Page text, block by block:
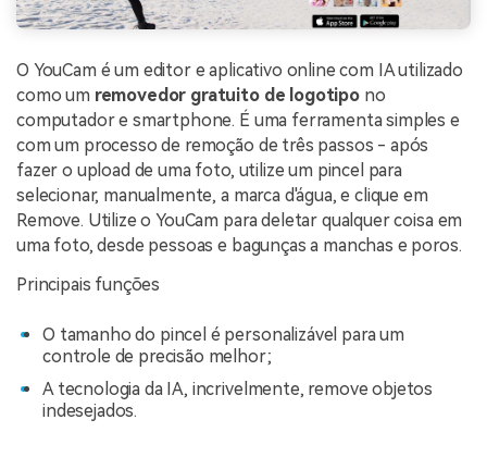
O YouCam é um editor e aplicativo online com IA utilizado
como um removedor gratuito de logotipono
computador e smartphone. É uma ferramenta simples e
com um processo de remoção de três passos - após
fazer o upload de uma foto, utilize um pincel para
selecionar, manualmente, a marca d'água, e clique em
Remove. Utilize o YouCam para deletar qualquer coisa em
uma foto, desde pessoas e bagunças a manchas e poros.
Principais funções
O tamanho do pincel é personalizável para um
controle de precisão melhor;
A tecnologia da IA, incrivelmente, remove objetos
indesejados.